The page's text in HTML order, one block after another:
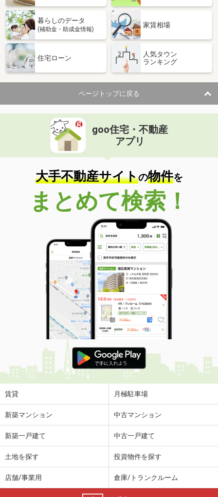
暮らしのデータ
(補助金・助成金情報)
家賃相場
住宅ローン
人気タウン
ランキング
ページトップに戻る
goo住宅・不動産
アプリ
大手不動産サイトの物件を
まとめて検索！
賃貸 月極駐車場
新築マンション 中古マンション
新築一戸建て 中古一戸建て
土地を探す 投資物件を探す
店舗/事業用 倉庫/トランクルーム